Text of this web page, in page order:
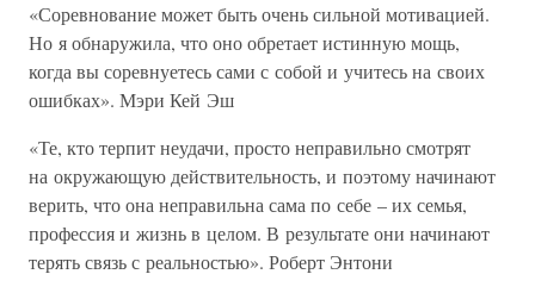
«Соревнование может быть очень сильной мотивацией.
Но я обнаружила, что оно обретает истинную мощь,
когда вы соревнуетесь сами с собой и учитесь на своих
ошибках». Мэри Кей Эш
«Те, кто терпит неудачи, просто неправильно смотрят
на окружающую действительность, и поэтому начинают
верить, что она неправильна сама по себе – их семья,
профессия и жизнь в целом. В результате они начинают
терять связь с реальностью». Роберт Энтони